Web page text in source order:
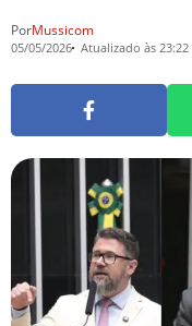
PorMussicom
05/05/2026 Atualizado às 23:22